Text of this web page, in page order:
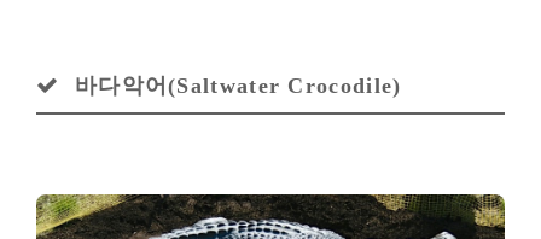
바다악어(Saltwater Crocodile)